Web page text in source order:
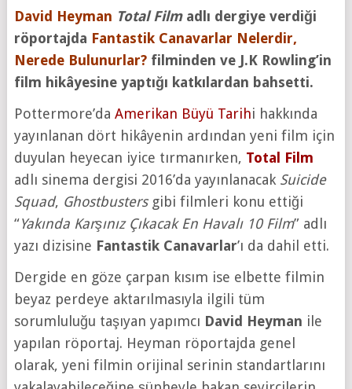
David Heyman Total Filmadlı dergiye verdiği
röportajda Fantastik Canavarlar Nelerdir,
Nerede Bulunurlar?filminden ve J.K Rowling’in
film hikâyesine yaptığı katkılardan bahsetti.
Pottermore’da Amerikan Büyü Tarihi hakkında
yayınlanan dört hikâyenin ardından yeni film için
duyulan heyecan iyice tırmanırken, Total Film
adlı sinema dergisi 2016’da yayınlanacak Suicide
Squad, Ghostbustersgibi filmleri konu ettiği
“Yakında Karşınız Çıkacak En Havalı 10 Film” adlı
yazı dizisine Fantastik Canavarlar’ı da dahil etti.
Dergide en göze çarpan kısım ise elbette filmin
beyaz perdeye aktarılmasıyla ilgili tüm
sorumluluğu taşıyan yapımcı David Heyman ile
yapılan röportaj. Heyman röportajda genel
olarak, yeni filmin orijinal serinin standartlarını